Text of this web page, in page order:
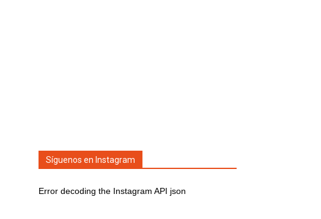
Síguenos en Instagram
Error decoding the Instagram API json